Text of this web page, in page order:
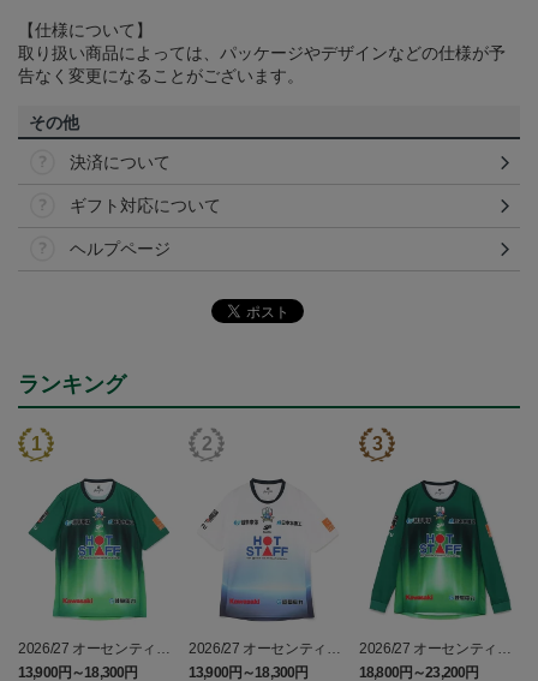
【仕様について】
取り扱い商品によっては、パッケージやデザインなどの仕様が予
告なく変更になることがございます。
その他
決済について
ギフト対応について
ヘルプページ
ランキング
2026/27 オーセンティッ
クユニフォーム半袖 FP1s
13,900円～18,300円
2026/27 オーセンティッ
クユニフォーム半袖 FP2
13,900円～18,300円
2026/27 オーセンティッ
クユニフォーム フィール
18,800円～23,200円